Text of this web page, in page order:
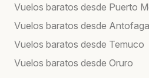
Vuelos baratos desde Puerto
Vuelos baratos desde
Vuelos baratos desde Temuco
Vuelos baratos desde Oruro